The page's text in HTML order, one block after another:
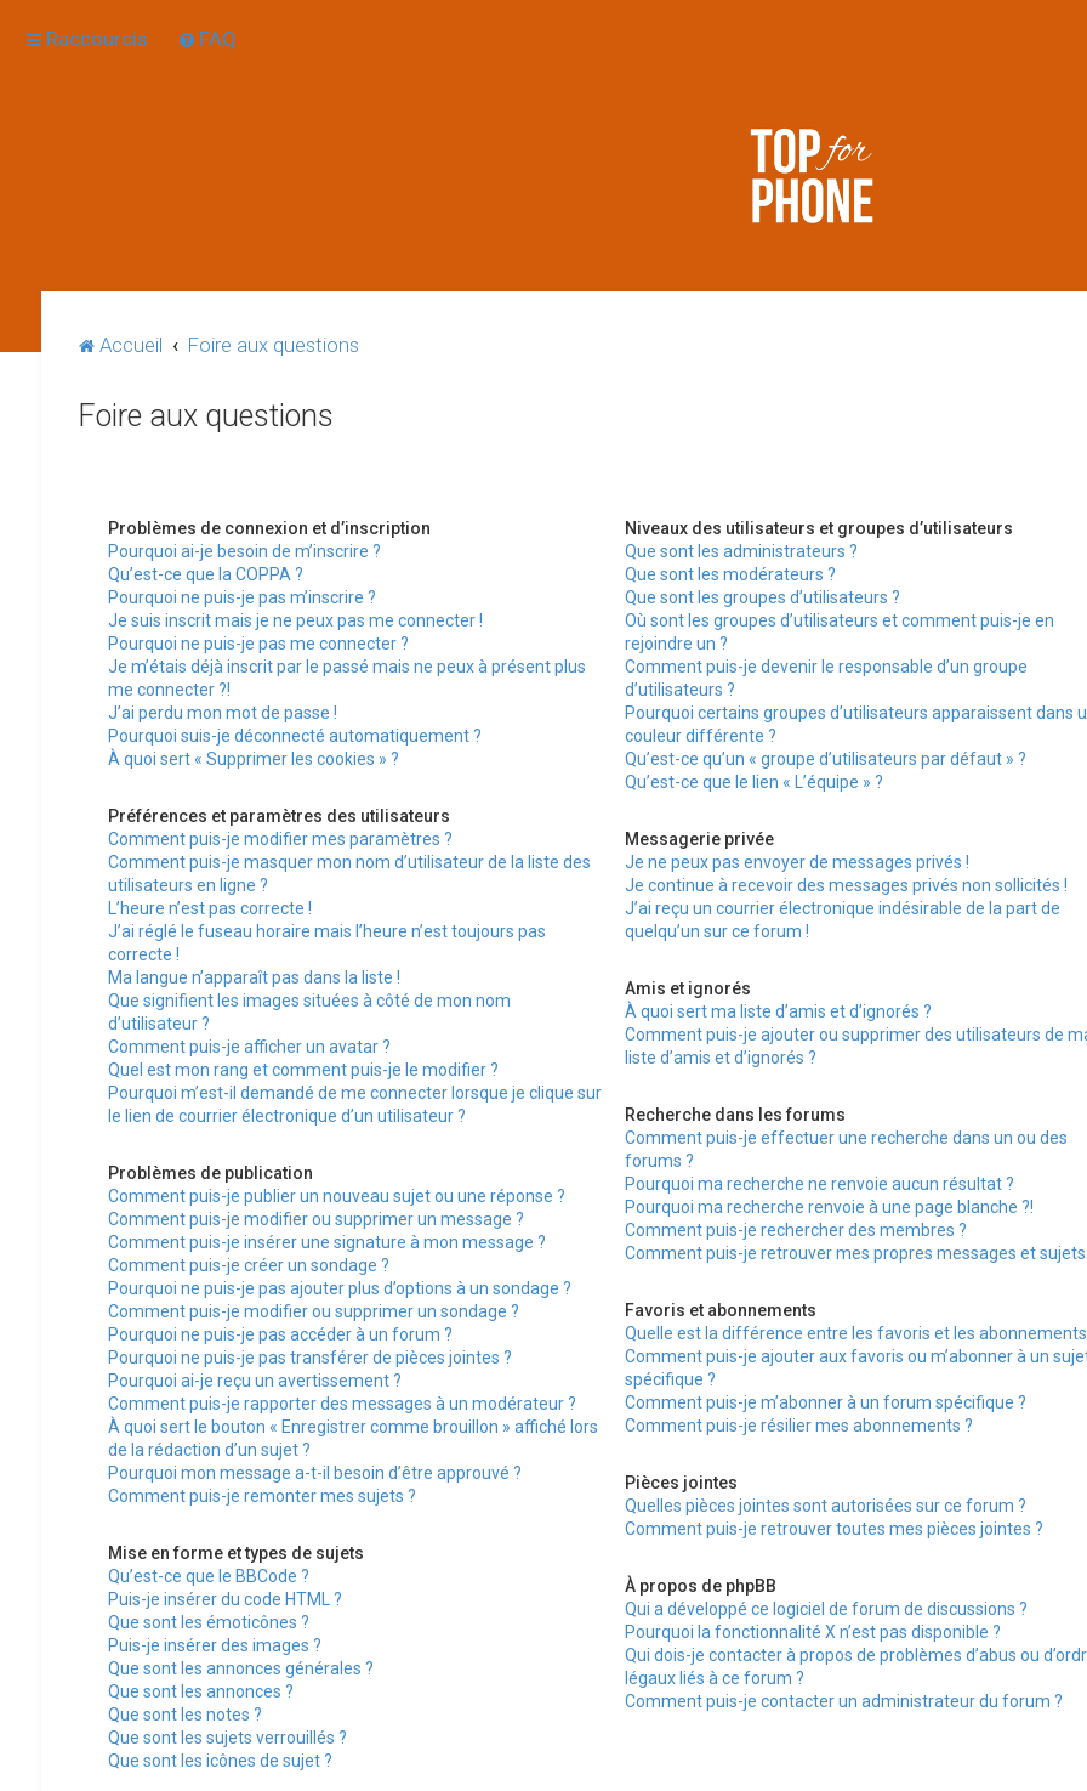
Raccourcis FAQ
Accueil Foire aux questions
Foire aux questions
Problèmes de connexion et d’inscription
Pourquoi ai-je besoin de m’inscrire ?
Qu’est-ce que la COPPA ?
Pourquoi ne puis-je pas m’inscrire ?
Je suis inscrit mais je ne peux pas me connecter !
Pourquoi ne puis-je pas me connecter ?
Je m’étais déjà inscrit par le passé mais ne peux à présent plus
me connecter ?!
J’ai perdu mon mot de passe !
Pourquoi suis-je déconnecté automatiquement ?
À quoi sert « Supprimer les cookies » ?
Préférences et paramètres des utilisateurs
Comment puis-je modifier mes paramètres ?
Comment puis-je masquer mon nom d’utilisateur de la liste des
utilisateurs en ligne ?
L’heure n’est pas correcte !
J’ai réglé le fuseau horaire mais l’heure n’est toujours pas
correcte !
Ma langue n’apparaît pas dans la liste !
Que signifient les images situées à côté de mon nom
d’utilisateur ?
Comment puis-je afficher un avatar ?
Quel est mon rang et comment puis-je le modifier ?
Pourquoi m’est-il demandé de me connecter lorsque je clique sur
le lien de courrier électronique d’un utilisateur ?
Problèmes de publication
Comment puis-je publier un nouveau sujet ou une réponse ?
Comment puis-je modifier ou supprimer un message ?
Comment puis-je insérer une signature à mon message ?
Comment puis-je créer un sondage ?
Pourquoi ne puis-je pas ajouter plus d’options à un sondage ?
Comment puis-je modifier ou supprimer un sondage ?
Pourquoi ne puis-je pas accéder à un forum ?
Pourquoi ne puis-je pas transférer de pièces jointes ?
Pourquoi ai-je reçu un avertissement ?
Comment puis-je rapporter des messages à un modérateur ?
À quoi sert le bouton « Enregistrer comme brouillon » affiché lors
de la rédaction d’un sujet ?
Pourquoi mon message a-t-il besoin d’être approuvé ?
Comment puis-je remonter mes sujets ?
Mise en forme et types de sujets
Qu’est-ce que le BBCode ?
Puis-je insérer du code HTML ?
Que sont les émoticônes ?
Puis-je insérer des images ?
Que sont les annonces générales ?
Que sont les annonces ?
Que sont les notes ?
Que sont les sujets verrouillés ?
Que sont les icônes de sujet ?
Niveaux des utilisateurs et groupes d’utilisateurs
Que sont les administrateurs ?
Que sont les modérateurs ?
Que sont les groupes d’utilisateurs ?
Où sont les groupes d’utilisateurs et comment puis-je en
rejoindre un ?
Comment puis-je devenir le responsable d’un groupe
d’utilisateurs ?
Pourquoi certains groupes d’utilisateurs apparaissent dans
couleur différente ?
Qu’est-ce qu’un « groupe d’utilisateurs par défaut » ?
Qu’est-ce que le lien « L’équipe » ?
Messagerie privée
Je ne peux pas envoyer de messages privés !
Je continue à recevoir des messages privés non sollicités !
J’ai reçu un courrier électronique indésirable de la part de
quelqu’un sur ce forum !
Amis et ignorés
À quoi sert ma liste d’amis et d’ignorés ?
Comment puis-je ajouter ou supprimer des utilisateurs de
liste d’amis et d’ignorés ?
Recherche dans les forums
Comment puis-je effectuer une recherche dans un ou des
forums ?
Pourquoi ma recherche ne renvoie aucun résultat ?
Pourquoi ma recherche renvoie à une page blanche ?!
Comment puis-je rechercher des membres ?
Comment puis-je retrouver mes propres messages et sujets
Favoris et abonnements
Quelle est la différence entre les favoris et les abonnements
Comment puis-je ajouter aux favoris ou m’abonner à un
spécifique ?
Comment puis-je m’abonner à un forum spécifique ?
Comment puis-je résilier mes abonnements ?
Pièces jointes
Quelles pièces jointes sont autorisées sur ce forum ?
Comment puis-je retrouver toutes mes pièces jointes ?
À propos de phpBB
Qui a développé ce logiciel de forum de discussions ?
Pourquoi la fonctionnalité X n’est pas disponible ?
Qui dois-je contacter à propos de problèmes d’abus ou
légaux liés à ce forum ?
Comment puis-je contacter un administrateur du forum ?